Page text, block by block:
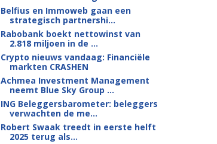
Belfius en Immoweb gaan een
strategisch partnershi...
Rabobank boekt nettowinst van
2.818 miljoen in de ...
Crypto nieuws vandaag: Financiële
markten CRASHEN
Achmea Investment Management
neemt Blue Sky Group ...
ING Beleggersbarometer: beleggers
verwachten de me...
Robert Swaak treedt in eerste helft
2025 terug als...